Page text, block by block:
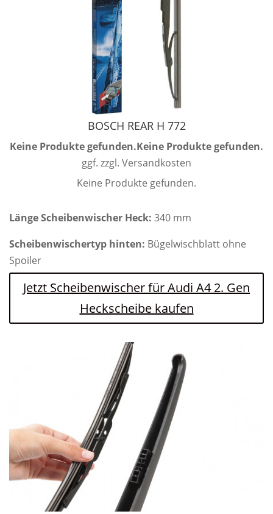
BOSCH REAR H 772
Keine Produkte gefunden.Keine Produkte gefunden.
ggf. zzgl. Versandkosten
Keine Produkte gefunden.
Länge Scheibenwischer Heck: 340 mm
Scheibenwischertyp hinten: Bügelwischblatt ohne
Spoiler
Jetzt Scheibenwischer für Audi A4 2. Gen
Heckscheibe kaufen